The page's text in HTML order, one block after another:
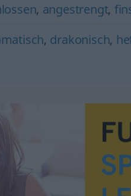
, angestrengt,
, drakonisch,